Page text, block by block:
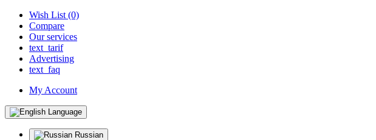
Wish List (0)
Compare
Our services
text_tarif
Advertising
text_faq
My Account
Language
Russian